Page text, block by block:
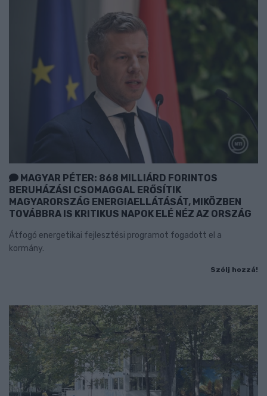
MAGYAR PÉTER: 868 MILLIÁRD FORINTOS
BERUHÁZÁSI CSOMAGGAL ERŐSÍTIK
MAGYARORSZÁG ENERGIAELLÁTÁSÁT, MIKÖZBEN
TOVÁBBRA IS KRITIKUS NAPOK ELÉ NÉZ AZ ORSZÁG
Átfogó energetikai fejlesztési programot fogadott el a
kormány.
Szólj hozzá!